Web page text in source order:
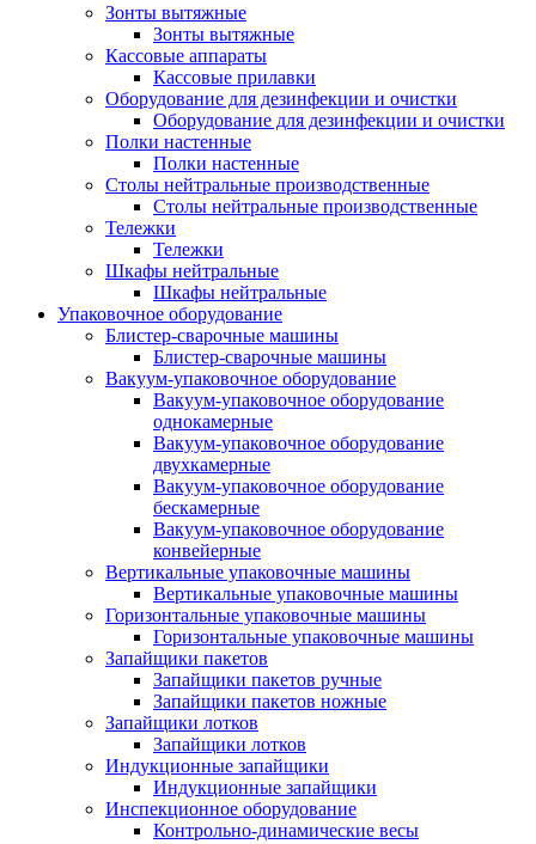
Зонты вытяжные
Зонты вытяжные
Кассовые аппараты
Кассовые прилавки
Оборудование для дезинфекции и очистки
Оборудование для дезинфекции и очистки
Полки настенные
Полки настенные
Столы нейтральные производственные
Столы нейтральные производственные
Тележки
Тележки
Шкафы нейтральные
Шкафы нейтральные
Упаковочное оборудование
Блистер-сварочные машины
Блистер-сварочные машины
Вакуум-упаковочное оборудование
Вакуум-упаковочное оборудование
однокамерные
Вакуум-упаковочное оборудование
двухкамерные
Вакуум-упаковочное оборудование
беcкамерные
Вакуум-упаковочное оборудование
конвейерные
Вертикальные упаковочные машины
Вертикальные упаковочные машины
Горизонтальные упаковочные машины
Горизонтальные упаковочные машины
Запайщики пакетов
Запайщики пакетов ручные
Запайщики пакетов ножные
Запайщики лотков
Запайщики лотков
Индукционные запайщики
Индукционные запайщики
Инспекционное оборудование
Контрольно-динамические весы